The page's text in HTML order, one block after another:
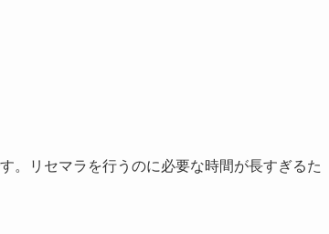
。リセマラを行うのに必要な時間が長すぎるた